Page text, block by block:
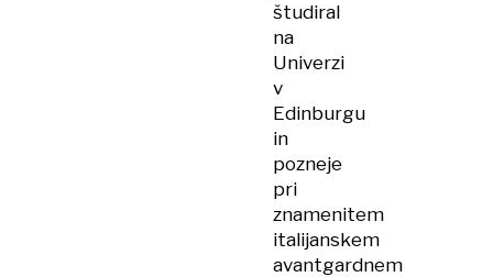
študiral
na
Univerzi
v
Edinburgu
in
pozneje
pri
znamenitem
italijanskem
avantgardnem